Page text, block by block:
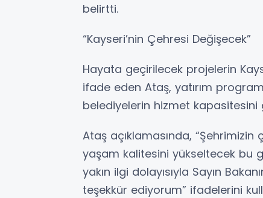
belirtti.
“Kayseri’nin Çehresi Değişecek”
Hayata geçirilecek projelerin
ifade eden Ataş, yatırım
belediyelerin hizmet
Ataş açıklamasında,
yaşam kalitesini yükseltecek bu
yakın ilgi dolayısıyla Sayın
teşekkür ediyorum” ifadelerini